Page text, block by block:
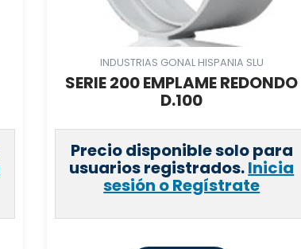
INDUSTRIAS GONAL HISPANIA SLU
SERIE 200 EMPLAME REDONDO
D.100
Precio disponible solo para
usuarios registrados.Inicia
sesión o Regístrate